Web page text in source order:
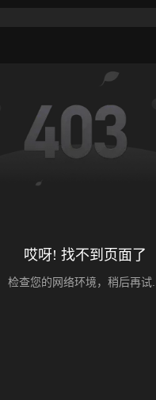
哎呀! 找不到页面了
检查您的网络环境，稍后再试...